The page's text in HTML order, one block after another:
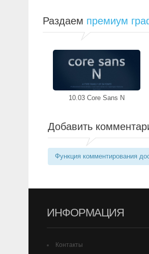
Раздаем премиум
10.03 Core Sans N
Добавить
Функция комментирования
ИНФОРМАЦИЯ
Контакты